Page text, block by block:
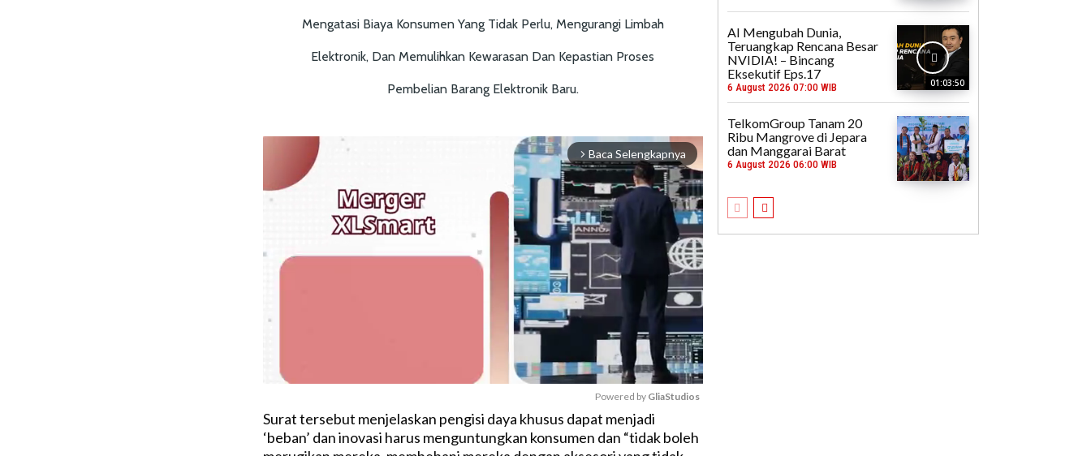
Mengatasi Biaya Konsumen Yang Tidak Perlu, Mengurangi Limbah
Elektronik, Dan Memulihkan Kewarasan Dan Kepastian Proses
Pembelian Barang Elektronik Baru.
arrow_forward_ios Baca Selengkapnya
M
Powered by GliaStudios
Surat tersebut menjelaskan pengisi daya khusus dapat menjadi
‘beban’ dan inovasi harus menguntungkan konsumen dan “tidak boleh
01:03:50
AI Mengubah Dunia,
Teruangkap Rencana Besar
NVIDIA! – Bincang
Eksekutif Eps.17
6 August 2026 07:00 WIB
TelkomGroup Tanam 20
Ribu Mangrove di Jepara
dan Manggarai Barat
6 August 2026 06:00 WIB